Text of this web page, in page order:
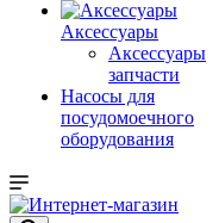
Аксессуары
Аксессуары
запчасти
Насосы для
посудомоечного
оборудования